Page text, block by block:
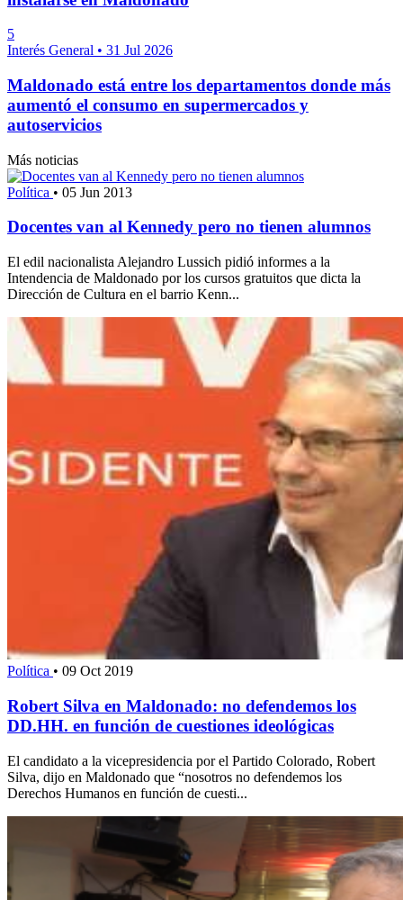
5
Interés General • 31 Jul 2026
Maldonado está entre los departamentos donde más
aumentó el consumo en supermercados y
autoservicios
Más noticias
Política • 05 Jun 2013
Docentes van al Kennedy pero no tienen alumnos
El edil nacionalista Alejandro Lussich pidió informes a la
Intendencia de Maldonado por los cursos gratuitos que dicta la
Dirección de Cultura en el barrio Kenn...
Política • 09 Oct 2019
Robert Silva en Maldonado: no defendemos los
DD.HH. en función de cuestiones ideológicas
El candidato a la vicepresidencia por el Partido Colorado, Robert
Silva, dijo en Maldonado que “nosotros no defendemos los
Derechos Humanos en función de cuesti...